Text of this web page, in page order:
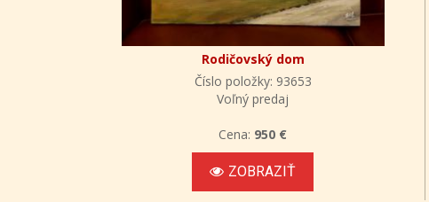
Rodičovský dom
Číslo položky: 93653
Voľný predaj
Cena: 950 €
ZOBRAZIŤ